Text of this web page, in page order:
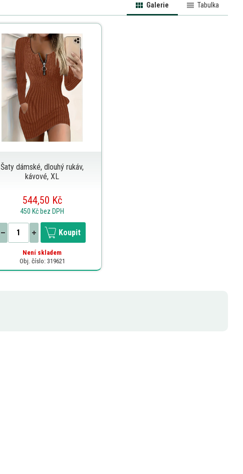
Tabulka
Galerie
Šaty dámské, dlouhý rukáv,
kávové, XL
544,50 Kč
450 Kč bez DPH
Koupit
Není skladem
Obj. číslo: 319621